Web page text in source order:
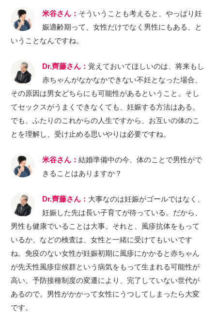
米谷さん： そういうことも考えると、やっぱり妊
娠適齢期って、女性だけでなく男性にもある、と
いうことなんですね。
Dr.齊藤さん：覚えておいてほしいのは、将来もし
赤ちゃんがなかなかできない不妊となった場合、
その原因は男女どちらにも可能性があるということ。そし
てセックスがうまくできなくても、妊娠する方法はある。
でも、ふたりのこれからの人生ですから、お互いの体のこ
とを理解し、受け止める思いやりは必要ですね。
米谷さん：結婚準備中の今、体のことで男性がで
きることはありますか？
Dr.齊藤さん： 大事なのは妊娠がゴールではなく、
妊娠した先は長い子育てが待っている。だから、
男性も健康でいることは大事。それと、風疹抗体をもって
いるか、などの検査は、女性と一緒に受けてもいいです
ね。免疫のない女性が妊娠初期に風疹にかかると赤ちゃん
が先天性風疹症候群という病気をもって生まれる可能性が
高い。予防接種制度の変遷により、完了していない世代が
あるので。男性がかかって女性にうつしてしまったら大変
です。